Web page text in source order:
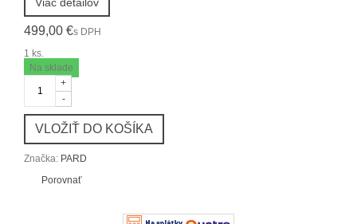
499,00 €s DPH
1 ks.
Na sklade
-
+
VLOŽIŤ DO KOŠÍKA
Značka: PARD
Porovnať